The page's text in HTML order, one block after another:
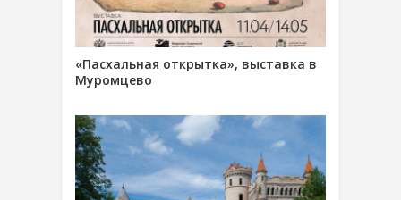
«Пасхальная открытка», выставка в
Муромцево